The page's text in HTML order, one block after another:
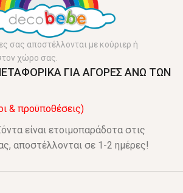
σας αποστέλλονται με κούριερ ή
χώρο σας.
ΓΙΑ ΑΓΟΡΕΣ ΑΝΩ ΤΩΝ
& προϋποθέσεις)
είναι ετοιμοπαράδοτα στις
αποστέλλονται σε 1-2 ημέρες!